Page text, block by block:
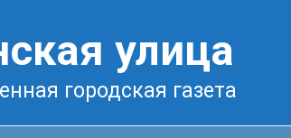
улица
городская газета